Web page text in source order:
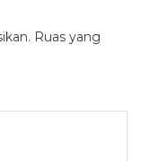
Ruas yang